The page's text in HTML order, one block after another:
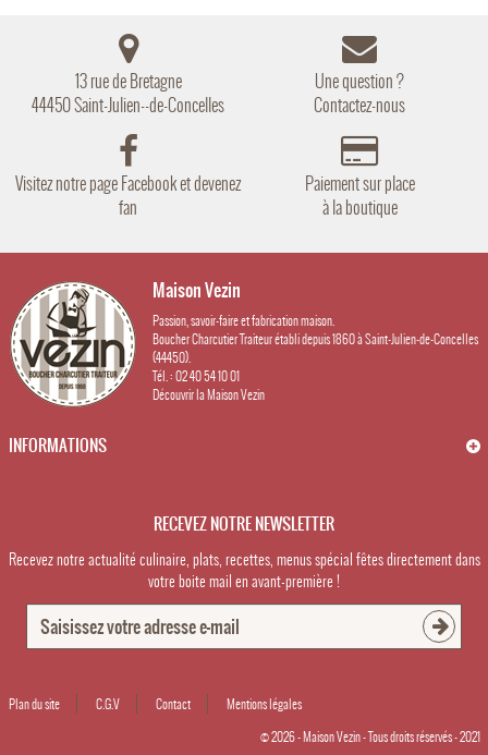
13 rue de Bretagne
44450 Saint-Julien--de-Concelles
Une question ?
Contactez-nous
Visitez notre page Facebook et devenez
fan
Paiement sur place
à la boutique
Maison Vezin
Passion, savoir-faire et fabrication maison.
Boucher Charcutier Traiteur établi depuis 1860 à Saint-Julien-de-Concelles
(44450).
Tél. : 02 40 54 10 01
Découvrir la Maison Vezin
INFORMATIONS
RECEVEZ NOTRE NEWSLETTER
Recevez notre actualité culinaire, plats, recettes, menus spécial fêtes directement dans
votre boite mail en avant-première !
Plan du site C.G.V Contact
Mentions légales
© 2026 - Maison Vezin - Tous droits réservés - 2021